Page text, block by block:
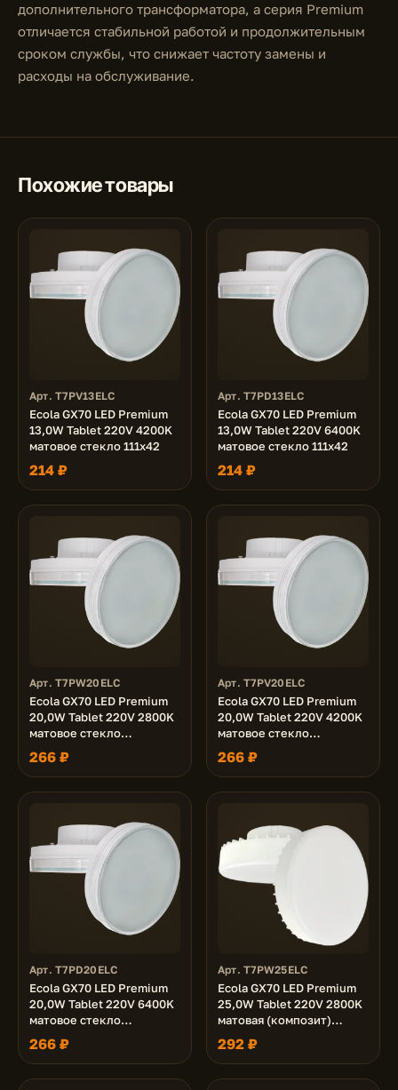
дополнительного трансформатора, а серия Premium
отличается стабильной работой и продолжительным
сроком службы, что снижает частоту замены и
расходы на обслуживание.
Похожие товары
Арт. T7PV13ELC
Ecola GX70 LED Premium
13,0W Tablet 220V 4200K
матовое стекло 111x42
214 ₽
Арт. T7PD13ELC
Ecola GX70 LED Premium
13,0W Tablet 220V 6400K
матовое стекло 111x42
214 ₽
Арт. T7PW20ELC
Ecola GX70 LED Premium
20,0W Tablet 220V 2800K
матовое стекло
(композит) 111х42
266 ₽
Арт. T7PV20ELC
Ecola GX70 LED Premium
20,0W Tablet 220V 4200K
матовое стекло
(композит) 111х42
266 ₽
Арт. T7PD20ELC
Ecola GX70 LED Premium
20,0W Tablet 220V 6400K
матовое стекло
(композит) 111х42
266 ₽
Арт. T7PW25ELC
Ecola GX70 LED Premium
25,0W Tablet 220V 2800K
матовая (композит)
111х42
292 ₽